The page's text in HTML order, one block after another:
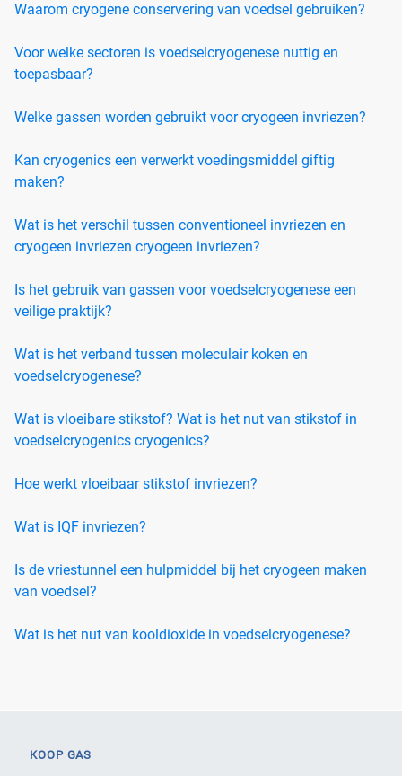
Waarom cryogene conservering van voedsel gebruiken?
Voor welke sectoren is voedselcryogenese nuttig en
toepasbaar?
Welke gassen worden gebruikt voor cryogeen invriezen?
Kan cryogenics een verwerkt voedingsmiddel giftig
maken?
Wat is het verschil tussen conventioneel invriezen en
cryogeen invriezen cryogeen invriezen?
Is het gebruik van gassen voor voedselcryogenese een
veilige praktijk?
Wat is het verband tussen moleculair koken en
voedselcryogenese?
Wat is vloeibare stikstof? Wat is het nut van stikstof in
voedselcryogenics cryogenics?
Hoe werkt vloeibaar stikstof invriezen?
Wat is IQF invriezen?
Is de vriestunnel een hulpmiddel bij het cryogeen maken
van voedsel?
Wat is het nut van kooldioxide in voedselcryogenese?
KOOP GAS